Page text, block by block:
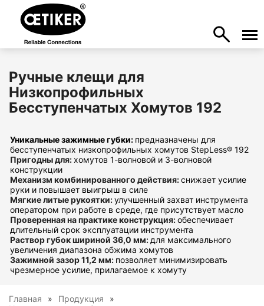
Ручные клещи для
Низкопрофильных
Бесступенчатых Хомутов 192
Уникальные зажимные губки: предназначены для
бесступенчатых низкопрофильных хомутов StepLess® 192
Пригодны для:хомутов 1-волновой и 3-волновой
конструкции
Механизм комбинированного действия:снижает усилие
руки и повышает выигрыш в силе
Мягкие литые рукоятки:улучшенный захват инструмента
оператором при работе в среде, где присутствует масло
Проверенная на практике конструкция:обеспечивает
длительный срок эксплуатации инструмента
Раствор губок шириной 36,0 мм: для максимального
увеличения диапазона обжима хомутов
Зажимной зазор 11,2 мм: позволяет минимизировать
чрезмерное усилие, прилагаемое к хомуту
Главная
Продукция